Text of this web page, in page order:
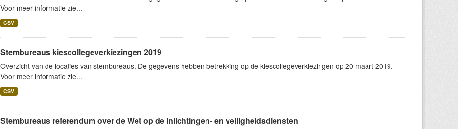
Voor meer informatie zie...
CSV
Stembureaus kiescollegeverkiezingen 2019
Overzicht van de locaties van stembureaus. De gegevens hebben betrekking op de kiescollegeverkiezingen op 20 maart 2019.
Voor meer informatie zie...
CSV
Stembureaus referendum over de Wet op de inlichtingen- en veiligheidsdiensten